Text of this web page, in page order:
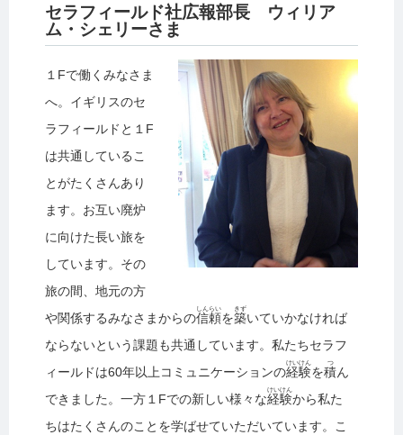
セラフィールド社広報部長 ウィリア
ム・シェリーさま
１Fで働くみなさま
へ。イギリスのセ
ラフィールドと１F
は共通しているこ
とがたくさんあり
ます。お互い廃炉
に向けた長い旅を
しています。その
旅の間、地元の方
や関係するみなさまからの信頼
しんらい
を築
きず
いていかなければ
ならないという課題も共通しています。私たちセラフ
ィールドは60年以上コミュニケーションの経験
けいけん
を積
つ
ん
できました。一方１Fでの新しい様々な経験
けいけん
から私た
ちはたくさんのことを学ばせていただいています。こ